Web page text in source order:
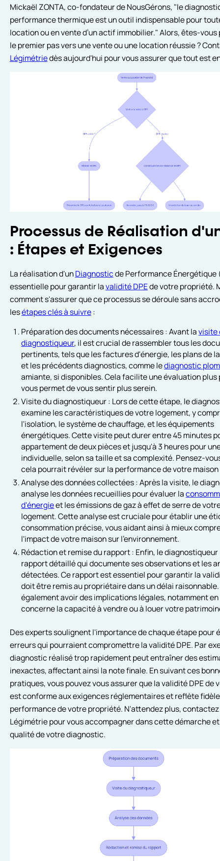
Mickaël ZONTA, co-fondateur de NousGérons, "le
performance thermique est un outil indispensable pour
location ou en vente d’un actif immobilier." Alors, êtes-
le premier pas vers une vente ou une location réussie ?
Légimétriedès aujourd'hui pour vous assurer que tout est
Processus de Réalisation
: Étapes et Exigences
La réalisation d'unDiagnosticde Performance Énergétique
essentielle pour garantir lavalidité DPEde votre propriété.
comment s'assurer que ce processus se déroule sans
lesétapes clés à suivre:
Préparation des documents nécessaires : Avant lavisite
diagnostiqueur, il est crucial de rassembler tous les
pertinents, tels que les factures d'énergie, les plans de
et les précédents diagnostics, comme lediagnostic
amiante, si disponibles. Cela facilite une évaluation
vous permet de vous sentir plus serein.
Visite du diagnostiqueur : Lors de cette étape, le
examine les caractéristiques de votre logement, y
l'isolation, le système de chauffage, et les équipements
énergétiques. Cette visite peut durer entre 45 minutes
appartement de deux pièces et jusqu'à 3 heures pour
individuelle, selon sa taille et sa complexité. Pensez-
cela pourrait révéler sur la performance de votre maison
Analyse des données collectées : Après la visite, le
analyse les données recueillies pour évaluer la
d'énergieet les émissions de gaz à effet de serre de
logement. Cette analyse est cruciale pour établir une
consommation précise, vous aidant ainsi à mieux
l'impact de votre maison sur l'environnement.
Rédaction et remise du rapport : Enfin, le
rapport détaillé qui documente ses observations et les
détectées. Ce rapport est essentiel pour garantir la
doit être remis au propriétaire dans un délai
également avoir des implications légales, notamment
concerne la capacité à vendre ou à louer votre
Des experts soulignent l'importance de chaque étape pour
erreurs qui pourraient compromettre la validité DPE. Par
diagnostic réalisé trop rapidement peut entraîner des
inexactes, affectant ainsi la note finale. En suivant ces
pratiques, vous pouvez vous assurer que la validité DPE de
est conforme aux exigences réglementaires et reflète
performance de votre propriété. N'attendez plus, contactez
Légimétrie pour vous accompagner dans cette démarche
qualité de votre diagnostic.